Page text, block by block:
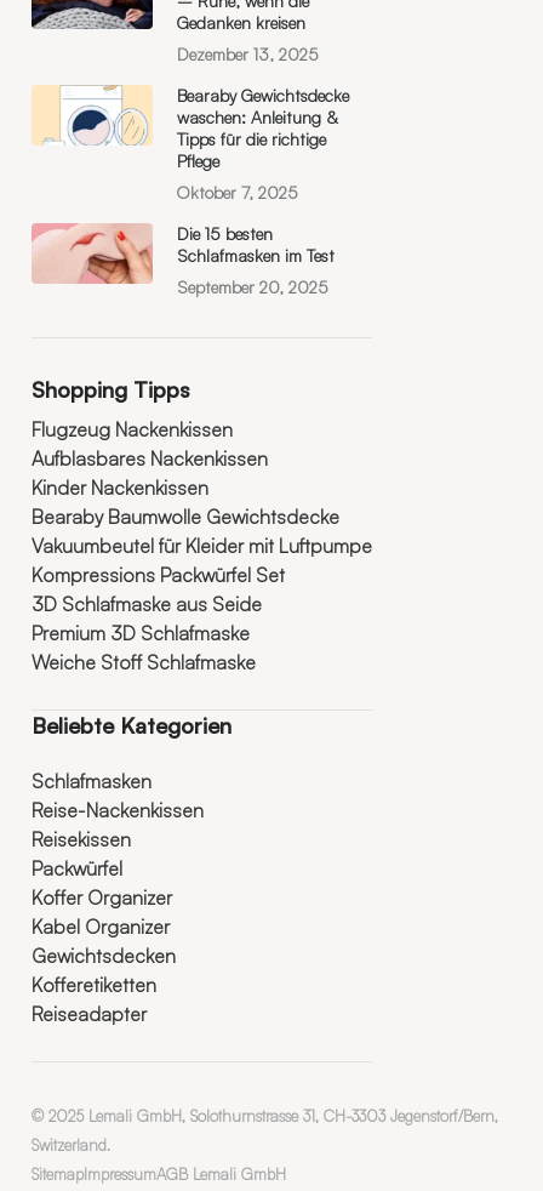
Gedanken kreisen
Dezember 13, 2025
Bearaby Gewichtsdecke
waschen: Anleitung &
Tipps für die richtige
Pflege
Oktober 7, 2025
Die 15 besten
Schlafmasken im Test
September 20, 2025
Shopping Tipps
Flugzeug Nackenkissen
Aufblasbares Nackenkissen
Kinder Nackenkissen
Bearaby Baumwolle Gewichtsdecke
Vakuumbeutel für Kleider mit Luftpumpe
Kompressions Packwürfel Set
3D Schlafmaske aus Seide
Premium 3D Schlafmaske
Weiche Stoff Schlafmaske
Beliebte Kategorien
Schlafmasken
Reise-Nackenkissen
Reisekissen
Packwürfel
Koffer Organizer
Kabel Organizer
Gewichtsdecken
Kofferetiketten
Reiseadapter
© 2025 Lemali GmbH, Solothurnstrasse 31, CH-3303 Jegenstorf/Bern,
Switzerland.
SitemapImpressumAGB Lemali GmbH